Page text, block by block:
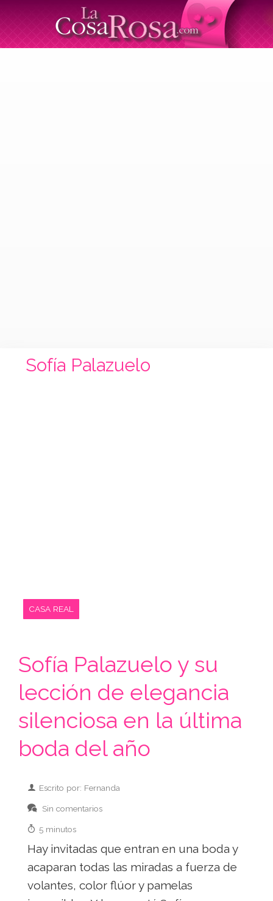
Sofía Palazuelo
CASA REAL
Sofía Palazuelo y su
lección de elegancia
silenciosa en la última
boda del año
Escrito por: Fernanda
Sin comentarios
5 minutos
Hay invitadas que entran en una boda y
acaparan todas las miradas a fuerza de
volantes, color flúor y pamelas